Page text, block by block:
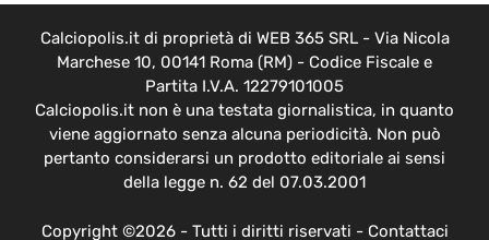
Calciopolis.it di proprietà di WEB 365 SRL - Via Nicola
Marchese 10, 00141 Roma (RM) - Codice Fiscale e
Partita I.V.A. 12279101005
Calciopolis.it non è una testata giornalistica, in quanto
viene aggiornato senza alcuna periodicità. Non può
pertanto considerarsi un prodotto editoriale ai sensi
della legge n. 62 del 07.03.2001
Copyright ©2026 - Tutti i diritti riservati - Contattaci